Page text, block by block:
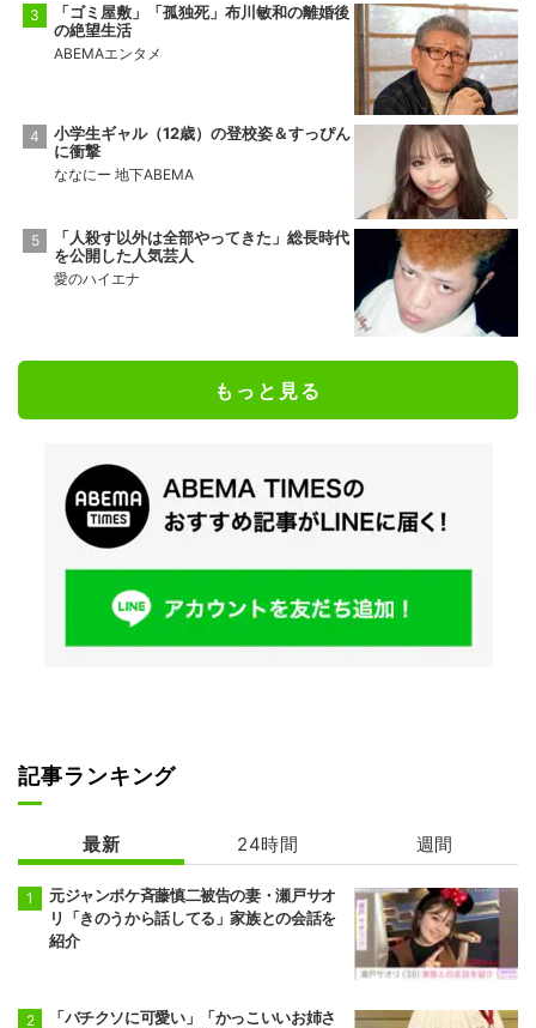
「ゴミ屋敷」「孤独死」布川敏和の離婚後
の絶望生活
ABEMAエンタメ
小学生ギャル（12歳）の登校姿＆すっぴん
に衝撃
ななにー 地下ABEMA
「人殺す以外は全部やってきた」総長時代
を公開した人気芸人
愛のハイエナ
もっと見る
記事ランキング
最新 24時間 週間
元ジャンポケ斉藤慎二被告の妻・瀬戸サオ
リ「きのうから話してる」家族との会話を
紹介
「バチクソに可愛い」「かっこいいお姉さ